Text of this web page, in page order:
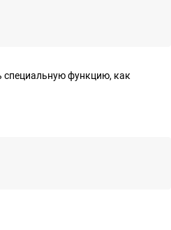
специальную функцию, как